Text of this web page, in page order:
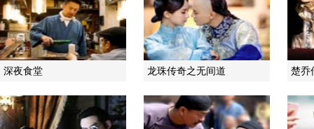
深夜食堂 龙珠传奇之无间道 楚乔